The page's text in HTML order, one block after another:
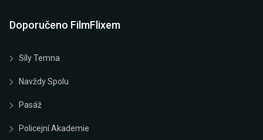
Doporučeno FilmFlixem
Síly Temna
Navždy Spolu
Pasáž
Policejní Akademie